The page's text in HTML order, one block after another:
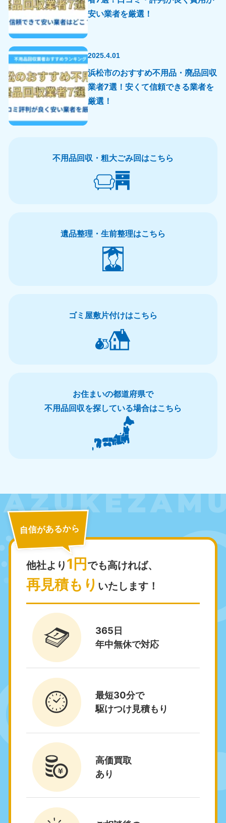
安い業者を厳選！
2025.4.01
浜松市のおすすめ不用品・廃品回収
業者7選！安くて信頼できる業者を
厳選！
不用品回収・粗大ごみ回はこちら
遺品整理・生前整理はこちら
ゴミ屋敷片付けはこちら
お住まいの都道府県で
不用品回収を探している場合はこちら
自信があるから
他社より 1円 でも高ければ、
再見積もり いたします！
365日
年中無休で対応
最短30分で
駆けつけ見積もり
高価買取
あり
北海道・東北
北海道
岩手県
050-1881-5274
9:00〜19:00 年中無休
秋田県
050-1881-5275
9:00〜19:00 年中無休
9:00〜19:00 年中無休 9:00〜19:00 年中無休
東京都
9:00〜19:00 年中無休
神奈川県
050-1881-5264
9:00〜19:00 年中無休
栃木県 茨城県
050-1881-5269
9:00〜19:00 年中無休
愛知県
050-1881-5255
9:00〜19:00 年中無休
岐阜県
9:00〜19:00 年中無休
静岡県
050-1881-5256
9:00〜19:00 年中無休
050-1881-5260
9:00〜19:00 年中無休
福井県
050-1881-5258
9:00〜19:00 年中無休
石川県
9:00〜19:00 年中無休
富山県
050-1881-5262
9:00〜19:00 年中無休
山梨県
9:00〜19:00 年中無休
新潟県
050-1881-5263
9:00〜19:00 年中無休
近畿
大阪府
050-1881-5250
9:00〜19:00 年中無休
050-1881-5251
奈良県
050-1881-5249
9:00〜19:00 年中無休
三重県
9:00〜19:00 年中無休